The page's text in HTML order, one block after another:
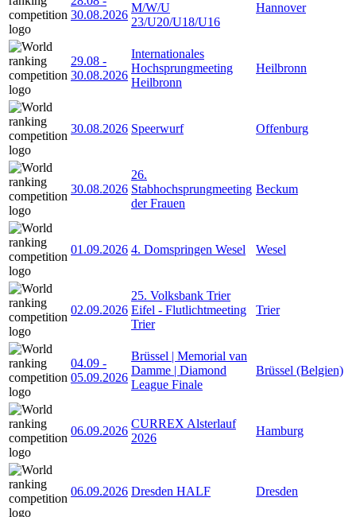
30.08.2026
M/W/U
23/U20/U18/U16
Hannover
29.08 -
30.08.2026
Internationales
Hochsprungmeeting
Heilbronn
Heilbronn
30.08.2026 Speerwurf Offenburg
30.08.2026
26.
Stabhochsprungmeeting
der Frauen
Beckum
01.09.2026 4. Domspringen Wesel Wesel
02.09.2026
25. Volksbank Trier
Eifel - Flutlichtmeeting
Trier
Trier
04.09 -
05.09.2026
Brüssel | Memorial van
Damme | Diamond
League Finale
Brüssel (Belgien)
06.09.2026
CURREX Alsterlauf
2026
Hamburg
06.09.2026 Dresden HALF Dresden